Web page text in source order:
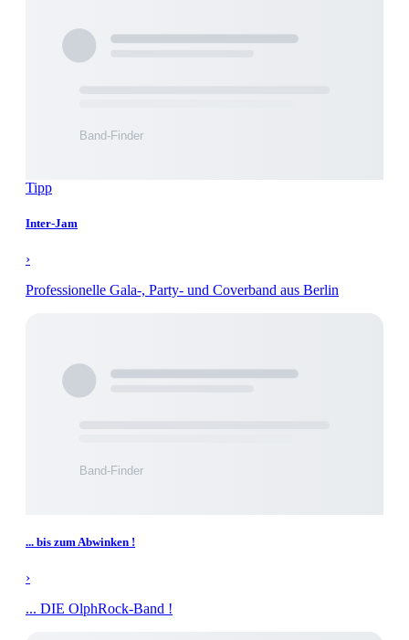
Tipp
Inter-Jam
›
Professionelle Gala-, Party- und Coverband aus Berlin
... bis zum Abwinken !
›
... DIE OlphRock-Band !